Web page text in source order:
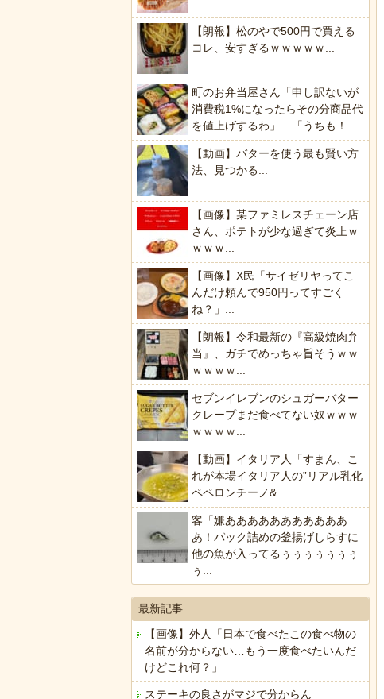
【朗報】松のやで500円で買える
コレ、安すぎるｗｗｗｗｗ...
町のお弁当屋さん「申し訳ないが
消費税1%になったらその分商品代
を値上げするわ」 「うちも！...
【動画】バターを使う最も賢い方
法、見つかる...
【画像】某ファミレスチェーン店
さん、ポテトが少な過ぎて炎上ｗ
ｗｗｗ...
【画像】X民「サイゼリヤってこ
んだけ頼んで950円ってすごく
ね？」...
【朗報】令和最新の『高級焼肉弁
当』、ガチでめっちゃ旨そうｗｗ
ｗｗｗｗ...
セブンイレブンのシュガーバター
クレープまだ食べてない奴ｗｗｗ
ｗｗｗｗ...
【動画】イタリア人「すまん、こ
れが本場イタリア人の”リアル乳化
ペペロンチーノ&...
客「嫌あああああああああああ
あ！パック詰めの釜揚げしらすに
他の魚が入ってるぅぅぅぅぅぅぅ
ぅ...
最新記事
【画像】外人「日本で食べたこの食べ物の
名前が分からない…もう一度食べたいんだ
けどこれ何？」
ステーキの良さがマジで分からん